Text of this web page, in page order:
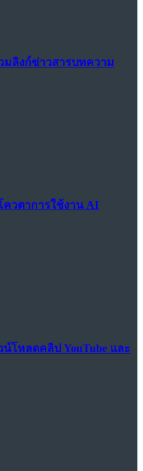
วมลิงก์ข่าวสารบทความ
ควตาการใช้งาน AI
น์โหลดคลิป YouTube และ